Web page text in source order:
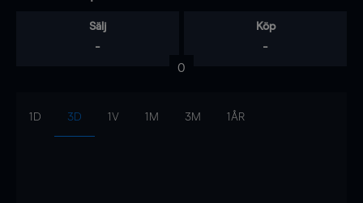
Sälj
-
Köp
-
0
1D 3D 1V 1M 3M 1ÅR